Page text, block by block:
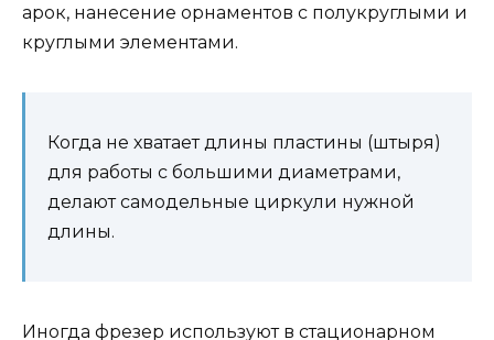
арок, нанесение орнаментов с полукруглыми и
круглыми элементами.
Когда не хватает длины пластины (штыря)
для работы с большими диаметрами,
делают самодельные циркули нужной
длины.
Иногда фрезер используют в стационарном